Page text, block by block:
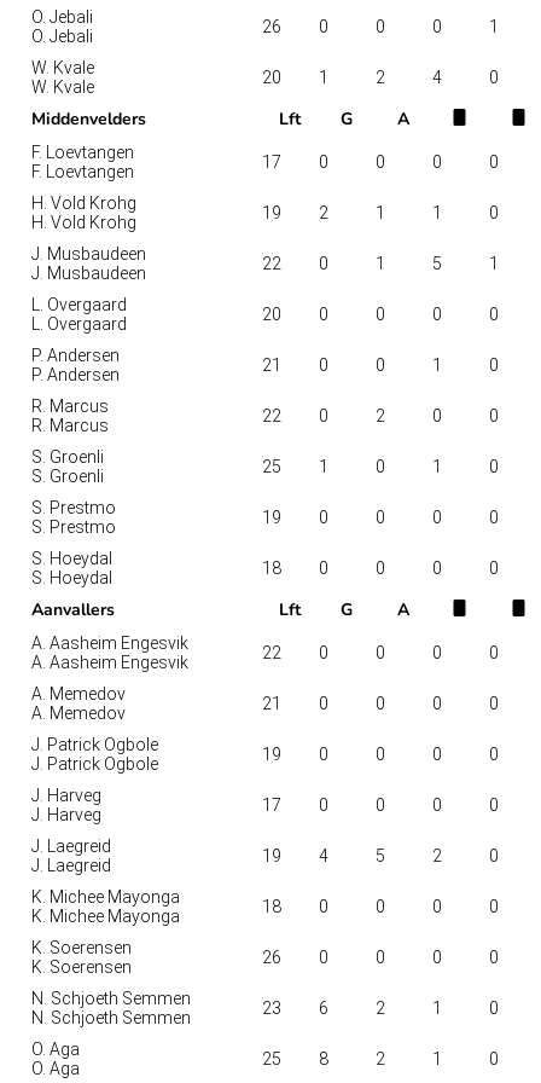
O. Jebali
O. Jebali
26 0 0 0 1
W. Kvale
W. Kvale
20 1 2 4 0
Middenvelders Lft G A
F. Loevtangen
F. Loevtangen
17 0 0 0 0
H. Vold Krohg
H. Vold Krohg
19 2 1 1 0
J. Musbaudeen
J. Musbaudeen
22 0 1 5 1
L. Overgaard
L. Overgaard
20 0 0 0 0
P. Andersen
P. Andersen
21 0 0 1 0
R. Marcus
R. Marcus
22 0 2 0 0
S. Groenli
S. Groenli
25 1 0 1 0
S. Prestmo
S. Prestmo
19 0 0 0 0
S. Hoeydal
S. Hoeydal
18 0 0 0 0
Aanvallers Lft G A
A. Aasheim Engesvik
A. Aasheim Engesvik
22 0 0 0 0
A. Memedov
A. Memedov
21 0 0 0 0
J. Patrick Ogbole
J. Patrick Ogbole
19 0 0 0 0
J. Harveg
J. Harveg
17 0 0 0 0
J. Laegreid
J. Laegreid
19 4 5 2 0
K. Michee Mayonga
K. Michee Mayonga
18 0 0 0 0
K. Soerensen
K. Soerensen
26 0 0 0 0
N. Schjoeth Semmen
N. Schjoeth Semmen
23 6 2 1 0
O. Aga
O. Aga
25 8 2 1 0